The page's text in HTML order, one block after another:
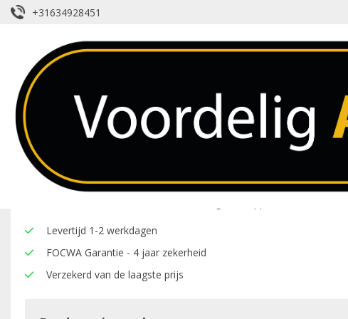
+31634928451
Achterruit – VW – Crafter – Privacy –
Over dit product
Levertijd 1-2 werkdagen
FOCWA Garantie - 4 jaar zekerheid
Verzekerd van de laagste prijs